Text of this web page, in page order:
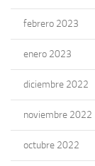
febrero 2023
enero 2023
diciembre 2022
noviembre 2022
octubre 2022